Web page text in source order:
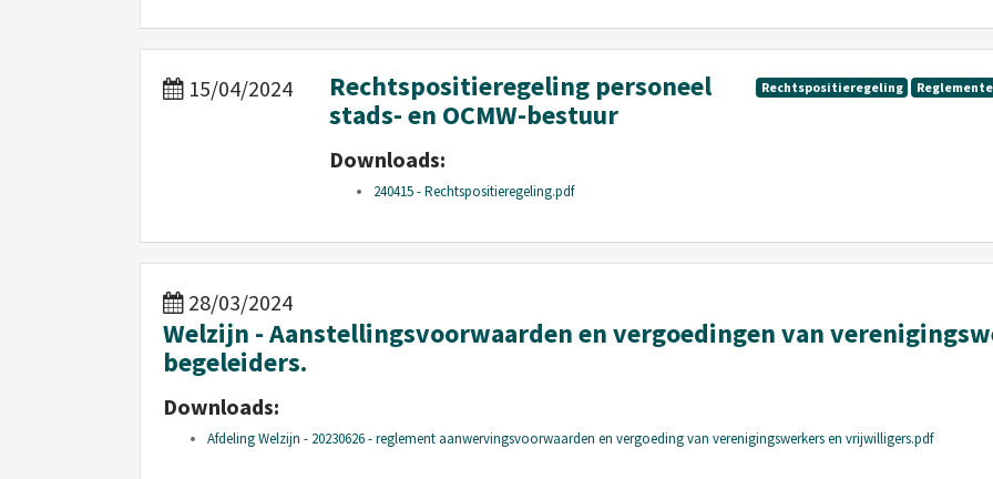
15/04/2024 Rechtspositieregeling
Rechtspositieregeling personeel
stads- en OCMW-bestuur
Downloads:
240415 - Rechtspositieregeling.pdf
28/03/2024
Welzijn - Aanstellingsvoorwaarden en vergoedingen van
begeleiders.
Downloads:
Afdeling Welzijn - 20230626 - reglement aanwervingsvoorwaarden en vergoeding van verenigingswerkers en vrijwilligers.pdf